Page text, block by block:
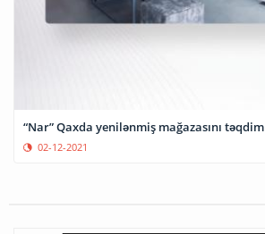
“Nar” Qaxda yenilənmiş mağazasını
02-12-2021